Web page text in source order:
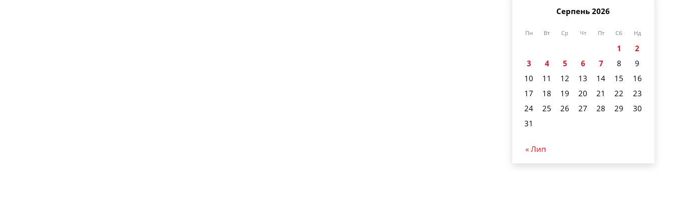
Серпень 2026
Пн Вт Ср Чт Пт Сб Нд
1
2
3
4 5 6 7 8
9
10
11 12 13 14 15
16
17
18 19 20 21 22
23
24
25 26 27 28 29
30
31
« Лип